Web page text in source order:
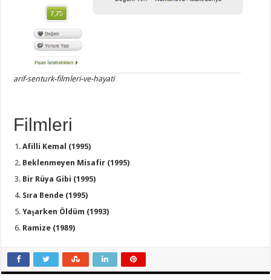
arif-senturk-filmleri-ve-hayati
Filmleri
Afilli Kemal (1995)
Beklenmeyen Misafir (1995)
Bir Rüya Gibi (1995)
Sıra Bende (1995)
Yaşarken Öldüm (1993)
Ramize (1989)